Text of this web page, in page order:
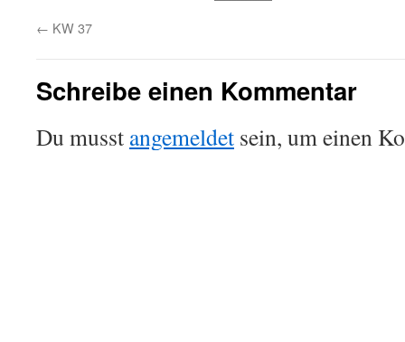
← KW 37
Schreibe einen Kommentar
Du musst angemeldet sein, um einen